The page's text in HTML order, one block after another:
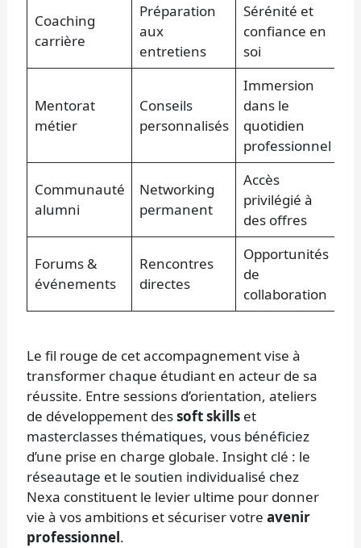
Coaching
carrière
Préparation
aux
entretiens
Sérénité et
confiance en
soi
Mentorat
métier
Conseils
personnalisés
Immersion
dans le
quotidien
professionnel
Communauté
alumni
Networking
permanent
Accès
privilégié à
des offres
Forums &
événements
Rencontres
directes
Opportunités
de
collaboration
Le fil rouge de cet accompagnement vise à
transformer chaque étudiant en acteur de sa
réussite. Entre sessions d’orientation, ateliers
de développement dessoft skills et
masterclasses thématiques, vous bénéficiez
d’une prise en charge globale. Insight clé : le
réseautage et le soutien individualisé chez
Nexa constituent le levier ultime pour donner
vie à vos ambitions et sécuriser votreavenir
professionnel.